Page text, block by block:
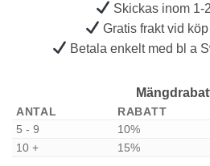
Skickas inom 1-
Gratis frakt vid
Betala enkelt med bl a
ANTAL RABATT
5 - 9
10%
10 + 15%